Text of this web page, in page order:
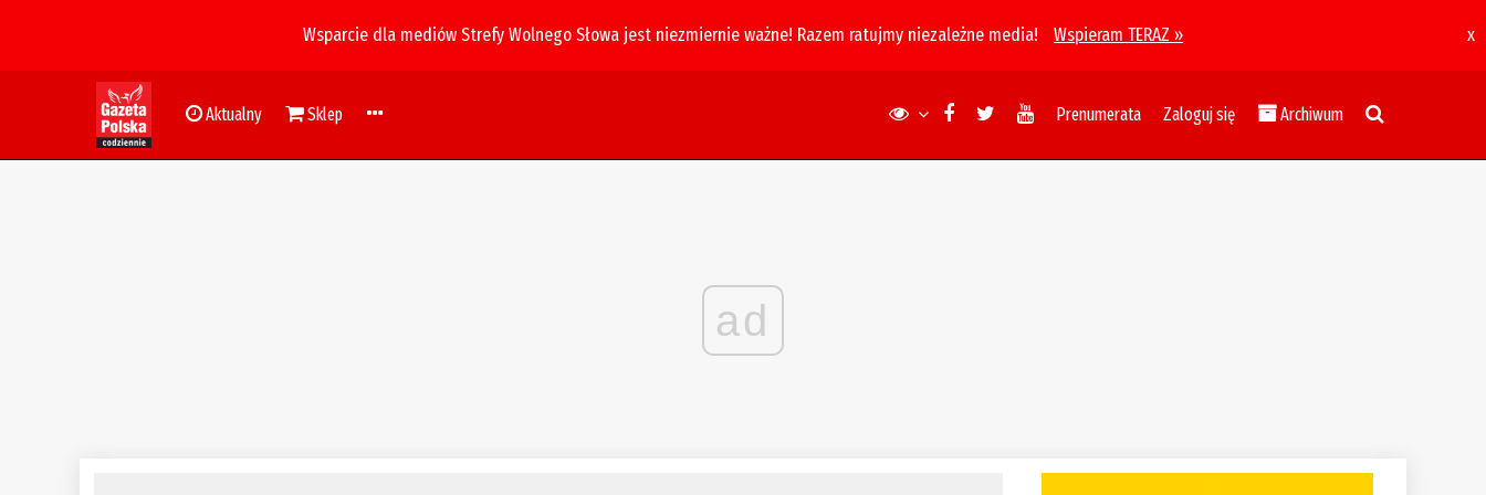
Wsparcie dla mediów Strefy Wolnego Słowa jest niezmiernie ważne! Razem ratujmy niezależne media! Wspieram TERAZ » x
Aktualny Sklep Prenumerata Zaloguj się Archiwum
ad